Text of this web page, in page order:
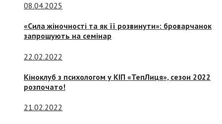
08.04.2025
«Сила жіночності та як її розвинути»: броварчанок
запрошують на семінар
22.02.2022
Кіноклуб з психологом у КІП «ТепЛиця», сезон 2022
розпочато!
21.02.2022